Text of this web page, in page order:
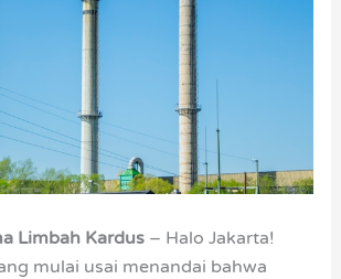
Limbah Kardus – Halo Jakarta!
mulai usai menandai bahwa